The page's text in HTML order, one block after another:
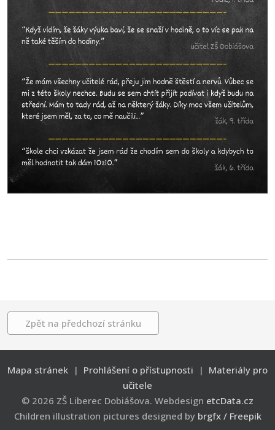
Zpět na předchozí stránku
Mapa stránek | Prohlášení o přístupnosti | Materiály pro
učitele
© 2026 ZŠ Liberec Dobiášova. Webdesign etcData.cz
Children illustration pictures designed by brgfx / Freepik